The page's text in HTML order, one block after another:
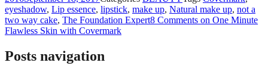
eyeshadow, Lip essence, lipstick, make up, Natural make up, not a
two way cake, The Foundation Expert8 Comments on One Minute
Flawless Skin with Covermark
Posts navigation